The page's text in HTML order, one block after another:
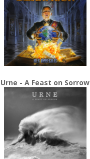
Urne - A Feast on Sorrow